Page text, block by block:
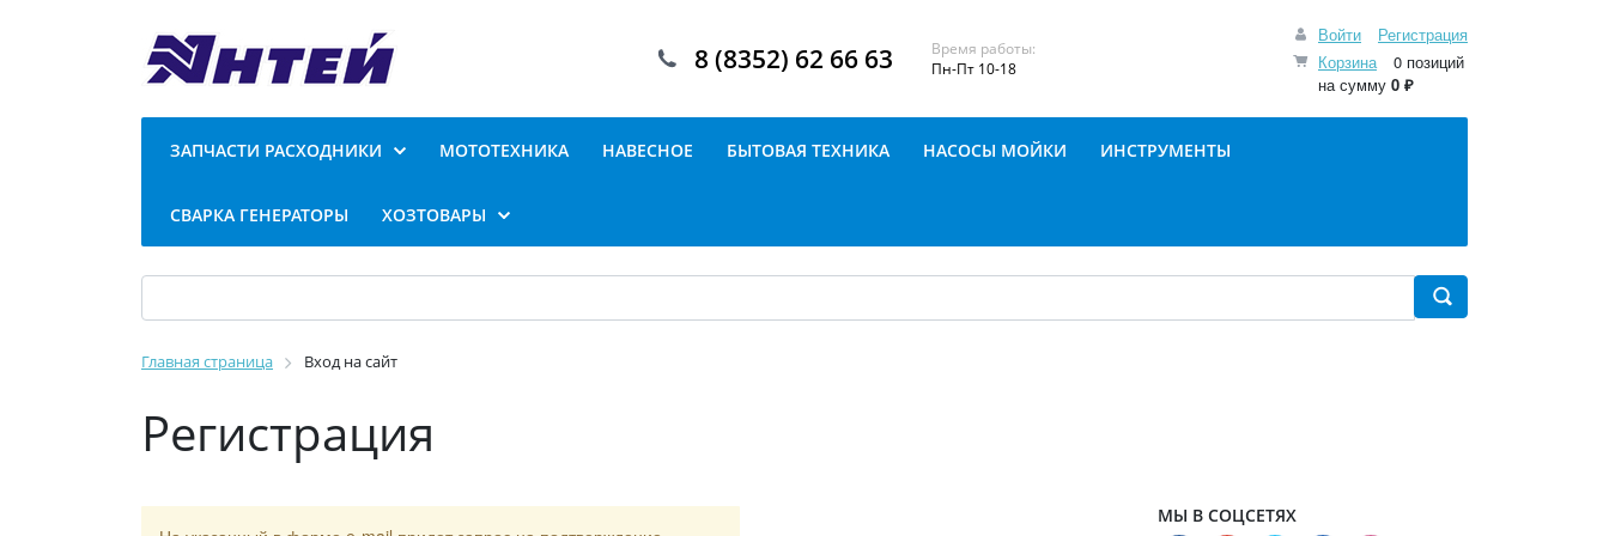
Войти
Регистрация
Корзина
0 позиций
на сумму 0 ₽
8 (8352) 62 66 63
Время работы:
Пн-Пт 10-18
ЗАПЧАСТИ РАСХОДНИКИ МОТОТЕХНИКА НАВЕСНОЕ БЫТОВАЯ ТЕХНИКА НАСОСЫ МОЙКИ ИНСТРУМЕНТЫ
СВАРКА ГЕНЕРАТОРЫ ХОЗТОВАРЫ
Главная страница Вход на сайт
Регистрация
МЫ В СОЦСЕТЯХ